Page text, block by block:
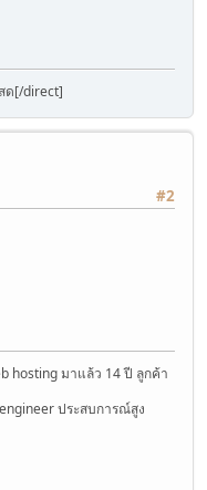
ด[/direct]
#2
hosting มาแล้ว 14 ปี ลูกค้า
ประสบการณ์สูง